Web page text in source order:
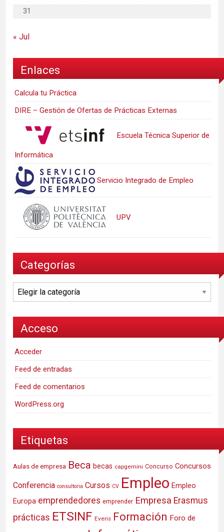
31
« Jul
Enlaces
Calcula tu Práctica
DIRE – Gestión de Ofertas de Prácticas Externas
Escuela Técnica Superior de
Informática
Servicio Integrado de Empleo
UPV
Categorías
Categorías
Acceso
Acceder
Feed de entradas
Feed de comentarios
WordPress.org
Etiquetas
Aulas de empresa Beca becas capgemini Concurso Concursos
Conferencia consultoria Cursos CV Empleo Empleo
Europa emprendedores emprender Empresa Erasmus
prácticas ETSINF Everis Formación Foro de